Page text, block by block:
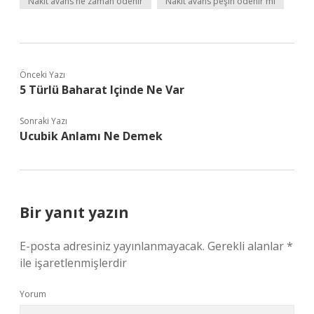
Önceki Yazı
5 Türlü Baharat Içinde Ne Var
Sonraki Yazı
Ucubik Anlamı Ne Demek
Bir yanıt yazın
E-posta adresiniz yayınlanmayacak. Gerekli alanlar*
ile işaretlenmişlerdir
Yorum